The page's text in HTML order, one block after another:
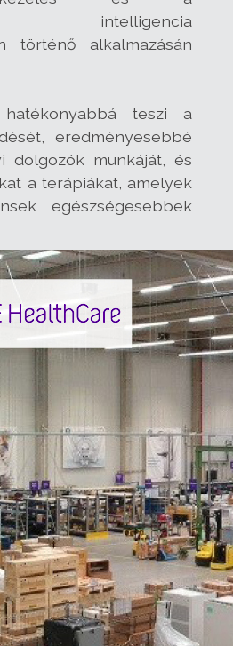
intelligencia
történő alkalmazásán
hatékonyabbá teszi a
eredményesebbé
dolgozók munkáját, és
a terápiákat, amelyek
egészségesebbek